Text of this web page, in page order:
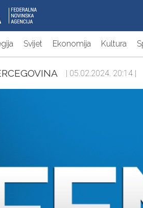
Svijet Ekonomija Kultura
| 05.02.2024. 20:14 |